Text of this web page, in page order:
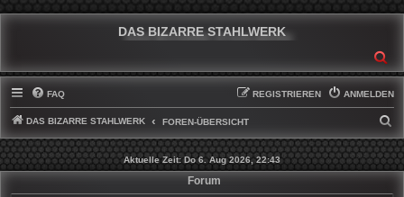
DAS BIZARRE STAHLWERK
FAQ ANMELDEN
REGISTRIEREN
DAS BIZARRE STAHLWERK FOREN-ÜBERSICHT
U
C
Aktuelle Zeit: Do 6. Aug 2026, 22:43
Forum